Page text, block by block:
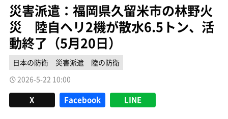
災害派遣：福岡県久留米市の林野火
災 陸自ヘリ2機が散水6.5トン、活
動終了（5月20日）
日本の防衛 災害派遣
陸の防衛
2026-5-22 10:00
X Facebook LINE